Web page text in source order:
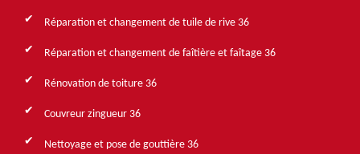
Réparation et changement de tuile de rive 36
Réparation et changement de faîtière et faîtage 36
Rénovation de toiture 36
Couvreur zingueur 36
Nettoyage et pose de gouttière 36